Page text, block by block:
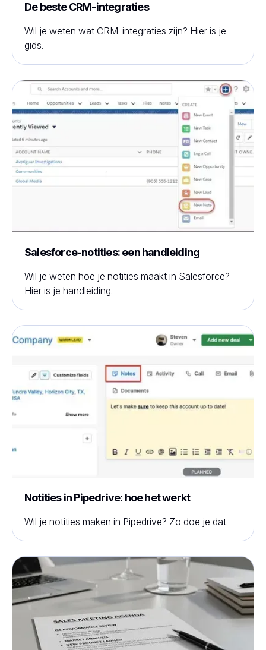
De beste CRM-integraties
Wil je weten wat CRM-integraties zijn? Hier is je
gids.
Salesforce-notities: een handleiding
Wil je weten hoe je notities maakt in Salesforce?
Hier is je handleiding.
Notities in Pipedrive: hoe het werkt
Wil je notities maken in Pipedrive? Zo doe je dat.